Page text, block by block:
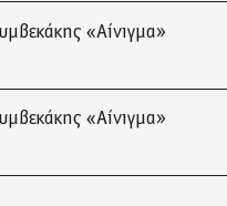
«Αίνιγμα»
«Αίνιγμα»